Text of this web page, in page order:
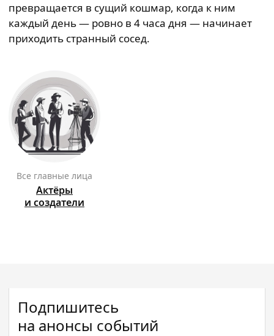
превращается в сущий кошмар, когда к ним
каждый день — ровно в 4 часа дня — начинает
приходить странный сосед.
Все главные лица
Актёры
и создатели
Подпишитесь
на анонсы событий